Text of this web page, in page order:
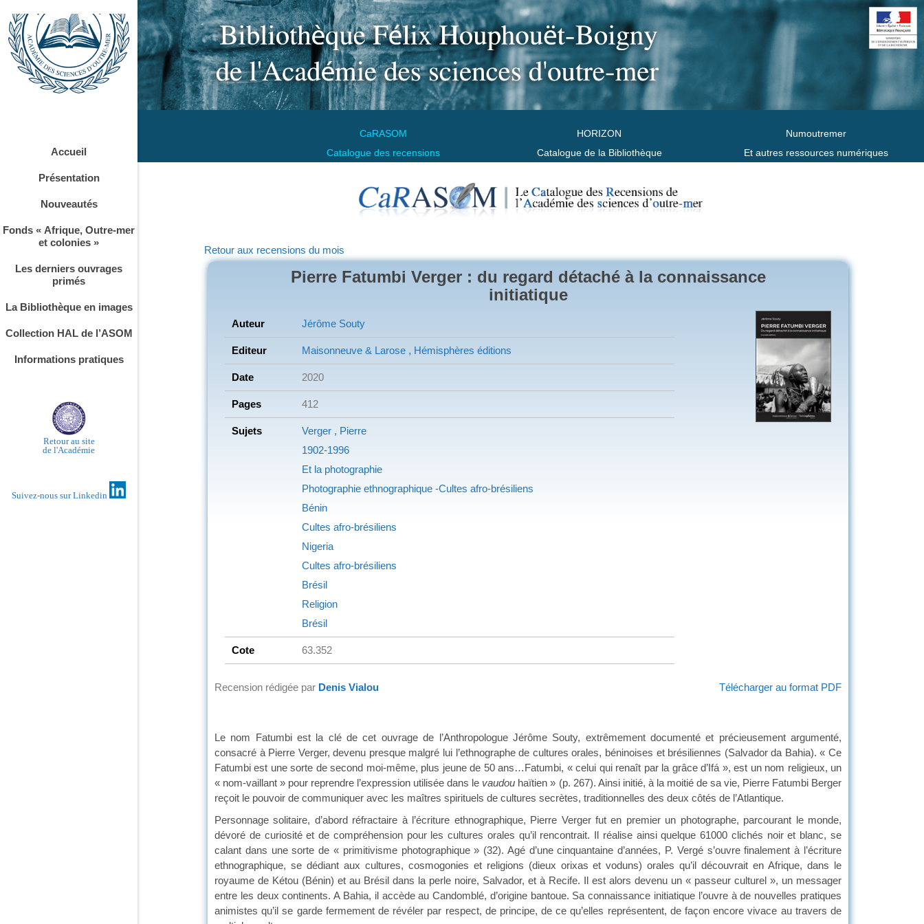
CaRASOM
Catalogue des recensions
HORIZON
Catalogue de la Bibliothèque
Numoutremer
Et autres ressources numériques
Accueil
Présentation
Nouveautés
Fonds « Afrique, Outre-mer
et colonies »
Les derniers ouvrages
primés
La Bibliothèque en images
Collection HAL de l’ASOM
Informations pratiques
Retour au site
de l'Académie
Suivez-nous sur Linkedin
Retour aux recensions du mois
Pierre Fatumbi Verger : du regard détaché à la connaissance
initiatique
Auteur Jérôme Souty
Editeur Maisonneuve & Larose , Hémisphères éditions
Date 2020
Pages 412
Sujets
Verger , Pierre
1902-1996
Et la photographie
Photographie ethnographique -Cultes afro-brésiliens
Bénin
Cultes afro-brésiliens
Nigeria
Cultes afro-brésiliens
Brésil
Religion
Brésil
Cote 63.352
Télécharger au format PDF
Recension rédigée par Denis Vialou
Le nom Fatumbi est la clé de cet ouvrage de l’Anthropologue Jérôme Souty, extrêmement documenté et précieusement argumenté,
consacré à Pierre Verger, devenu presque malgré lui l’ethnographe de cultures orales, béninoises et brésiliennes (Salvador da Bahia). « Ce
Fatumbi est une sorte de second moi-même, plus jeune de 50 ans…Fatumbi, « celui qui renaît par la grâce d’Ifá », est un nom religieux, un
« nom-vaillant » pour reprendre l’expression utilisée dans le vaudou haïtien » (p. 267). Ainsi initié, à la moitié de sa vie, Pierre Fatumbi Berger
reçoit le pouvoir de communiquer avec les maîtres spirituels de cultures secrètes, traditionnelles des deux côtés de l’Atlantique.
Personnage solitaire, d’abord réfractaire à l’écriture ethnographique, Pierre Verger fut en premier un photographe, parcourant le monde,
dévoré de curiosité et de compréhension pour les cultures orales qu’il rencontrait. Il réalise ainsi quelque 61000 clichés noir et blanc, se
calant dans une sorte de « primitivisme photographique » (32). Agé d’une cinquantaine d’années, P. Vergé s’ouvre finalement à l’écriture
ethnographique, se dédiant aux cultures, cosmogonies et religions (dieux orixas et voduns) orales qu’il découvrait en Afrique, dans le
royaume de Kétou (Bénin) et au Brésil dans la perle noire, Salvador, et à Recife. Il est alors devenu un « passeur culturel », un messager
entre les deux continents. A Bahia, il accède au Candomblé, d’origine bantoue. Sa connaissance initiatique l’ouvre à de nouvelles pratiques
animistes qu’il se garde fermement de révéler par respect, de principe, de ce qu’elles représentent, de façon encore vivace au travers de